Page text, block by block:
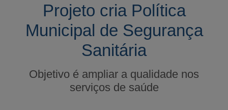
Projeto cria Política
Municipal de Segurança
Sanitária
Objetivo é ampliar a qualidade nos
serviços de saúde